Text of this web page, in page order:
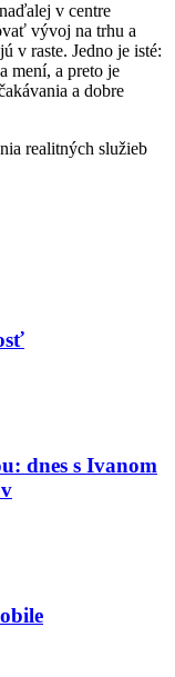
v centre
vývoj na trhu a
v raste. Jedno je isté:
mení, a preto je
a dobre
realitných služieb
dnes s Ivanom